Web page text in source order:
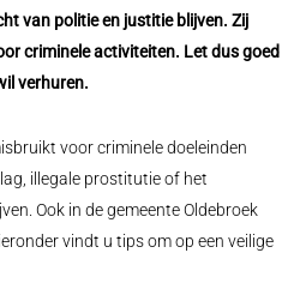
van politie en justitie blijven. Zij
criminele activiteiten. Let dus goed
verhuren.
voor criminele doeleinden
illegale prostitutie of het
Ook in de gemeente Oldebroek
vindt u tips om op een veilige